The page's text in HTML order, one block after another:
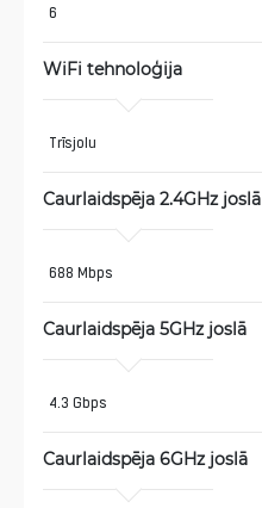
6
WiFi tehnoloģija
Trīsjolu
Caurlaidspēja 2.4GHz joslā
688 Mbps
Caurlaidspēja 5GHz joslā
4.3 Gbps
Caurlaidspēja 6GHz joslā